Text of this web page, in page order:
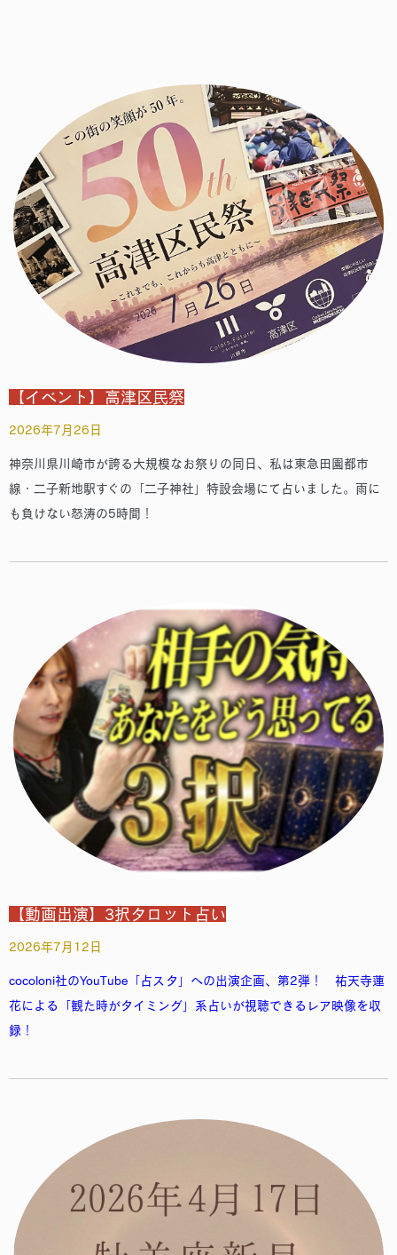
【イベント】高津区民祭
2026年7月26日
神奈川県川崎市が誇る大規模なお祭りの同日、私は東急田園都市
線・二子新地駅すぐの「二子神社」特設会場にて占いました。雨に
も負けない怒涛の5時間！
【動画出演】3択タロット占い
2026年7月12日
cocoloni社のYouTube「占スタ」への出演企画、第2弾！ 祐天寺蓮
花による「観た時がタイミング」系占いが視聴できるレア映像を収
録！